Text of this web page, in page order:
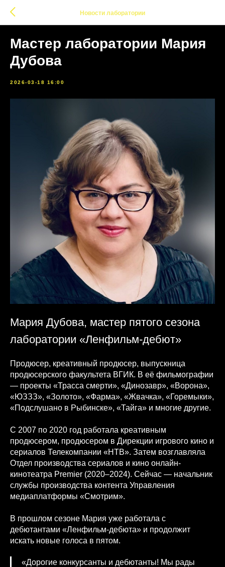
Новости лаборатории
Мастер лаборатории Мария
Дубова
2026-03-18 16:00
Мария Дубова, мастер пятого сезона
лаборатории «Ленфильм-дебют»
Продюсер, креативный продюсер, выпускница
продюсерского факультета ВГИК. В её фильмографии
— проекты «Трасса смерти», «Динозавр», «Ворона»,
«ЮЗЗЗ», «Золото», «Фарма», «Жвачка», «Горемыки»,
«Подслушано в Рыбинске», «Тайга» и многие другие.
С 2007 по 2020 год работала креативным
продюсером, продюсером в Дирекции игрового кино и
сериалов Телекомпании «НТВ». Затем возглавляла
Отдел производства сериалов и кино онлайн-
кинотеатра Premier (2020–2024). Сейчас — начальник
службы производства контента Управления
медиаплатформы «Смотрим».
В прошлом сезоне Мария уже работала с
дебютантами «Ленфильм-дебюта» и продолжит
искать новые голоса в пятом.
«Дорогие конкурсанты и дебютанты! Мы рады